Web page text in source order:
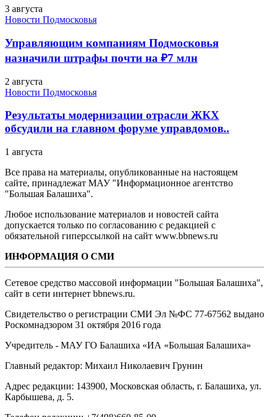
3 августа
Новости Подмосковья
Управляющим компаниям Подмосковья
назначили штрафы почти на ₽7 млн
2 августа
Новости Подмосковья
Результаты модернизации отрасли ЖКХ
обсудили на главном форуме управдомов..
1 августа
Все права на материалы, опубликованные на настоящем
сайте, принадлежат МАУ "Информационное агентство
"Большая Балашиха".
Любое использование материалов и новостей сайта
допускается только по согласованию с редакцией с
обязательной гиперссылкой на сайт www.bbnews.ru
ИНФОРМАЦИЯ О СМИ
Сетевое средство массовой информации "Большая Балашиха",
сайт в сети интернет bbnews.ru.
Свидетельство о регистрации СМИ Эл №ФС ‎77-67562 выдано
Роскомнадзором 31 октября 2016 года
Учредитель - МАУ ГО Балашиха «ИА «Большая Балашиха»
Главный редактор: Михаил Николаевич Грунин
Адрес редакции: 143900, Московская область, г. Балашиха, ул.
Карбышева, д. 5.